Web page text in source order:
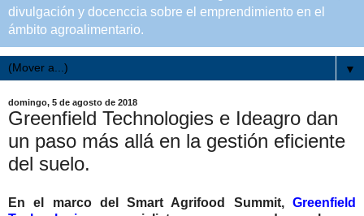
divulgación y docenccia sobre el emprendimiento en el
ámbito agroalimentario.
▼
domingo, 5 de agosto de 2018
Greenfield Technologies e Ideagro dan
un paso más allá en la gestión eficiente
del suelo.
En el marco del Smart Agrifood Summit, Greenfield